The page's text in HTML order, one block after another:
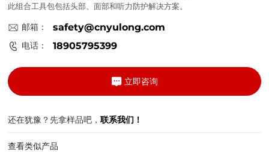
此组合工具包包括头部、面部和听力防护解决方案。
邮箱： safety@cnyulong.com
电话： 18905795399
立即咨询
还在犹豫？先拿样品吧，联系我们！
查看类似产品